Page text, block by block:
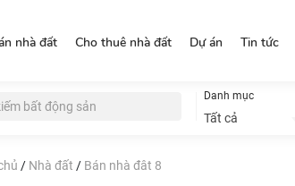
nhà đất Cho thuê nhà đất Dự án Tin tức
Danh mục
Tất cả
/ Nhà đất / Bán nhà đât 8